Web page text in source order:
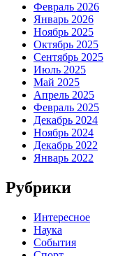
Февраль 2026
Январь 2026
Ноябрь 2025
Октябрь 2025
Сентябрь 2025
Июль 2025
Май 2025
Апрель 2025
Февраль 2025
Декабрь 2024
Ноябрь 2024
Декабрь 2022
Январь 2022
Рубрики
Интересное
Наука
События